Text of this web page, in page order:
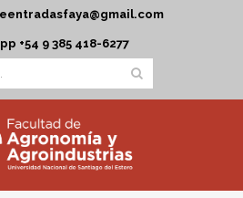
+54 9 385 418-6277